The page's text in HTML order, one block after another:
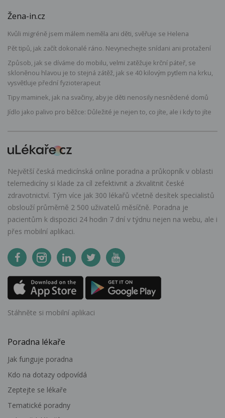
Žena-in.cz
Kvůli migréně jsem málem neměla ani děti, svěřuje se Helena
Pět tipů, jak začít dokonalé ráno. Nevynechejte snídani ani protažení
Způsob, jak se díváme do mobilu, velmi zatěžuje krční páteř, se
skloněnou hlavou je to stejná zátěž, jak se 40 kilovým pytlem na krku,
vysvětluje přední fyzioterapeut
Tipy maminek, jak na svačiny, aby je děti nenosily nesnědené domů
Jídlo jako palivo pro běžce: Důležité je nejen to, co jíte, ale i kdy to jíte
Největší česká medicínská online poradna a průkopník v oblasti
telemedicíny si klade za cíl zefektivnit a zkvalitnit české
zdravotnictví. Tým více jak 300 lékařů včetně desítek specialistů
obslouží průměrně 2 500 uživatelů měsíčně. Poradna je
pacientům k dispozici 24 hodin 7 dní v týdnu nejen na webu, ale i
přes mobilní aplikaci.
Stáhněte si mobilní aplikaci
Poradna lékaře
Jak funguje poradna
Kdo na dotazy odpovídá
Zeptejte se lékaře
Tematické poradny